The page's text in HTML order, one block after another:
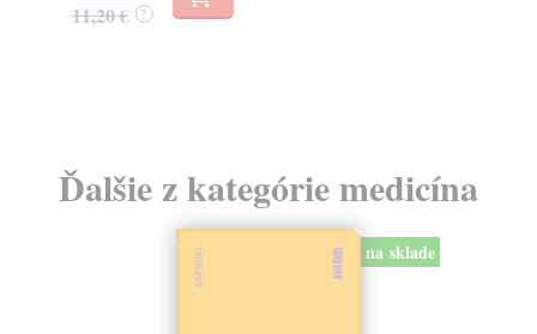
11,20 € ?
Ďalšie z kategórie medicína
na sklade